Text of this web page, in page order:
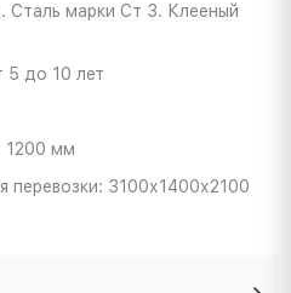
Сталь марки Ст 3. Клееный
5 до 10 лет
1200 мм
перевозки: 3100х1400х2100